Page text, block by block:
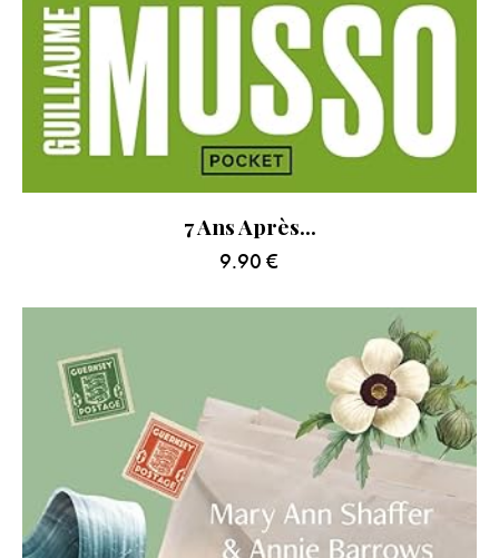
7 Ans Après…
9.90 €